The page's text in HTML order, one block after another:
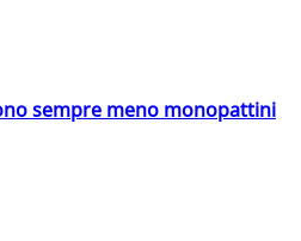
sempre meno monopattini